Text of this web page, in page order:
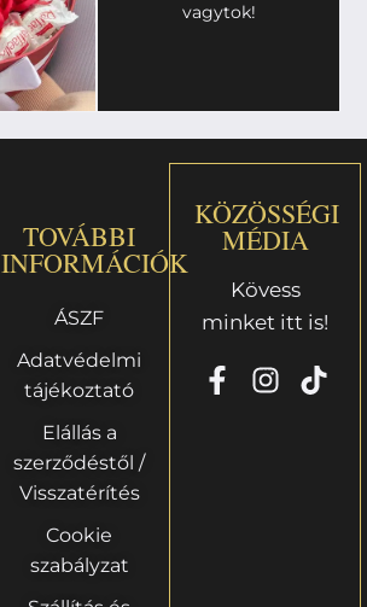
vagytok!
TOVÁBBI
INFORMÁCIÓK
ÁSZF
Adatvédelmi
tájékoztató
Elállás a
szerződéstől /
Visszatérítés
Cookie
szabályzat
KÖZÖSSÉGI
MÉDIA
Kövess
minket itt is!